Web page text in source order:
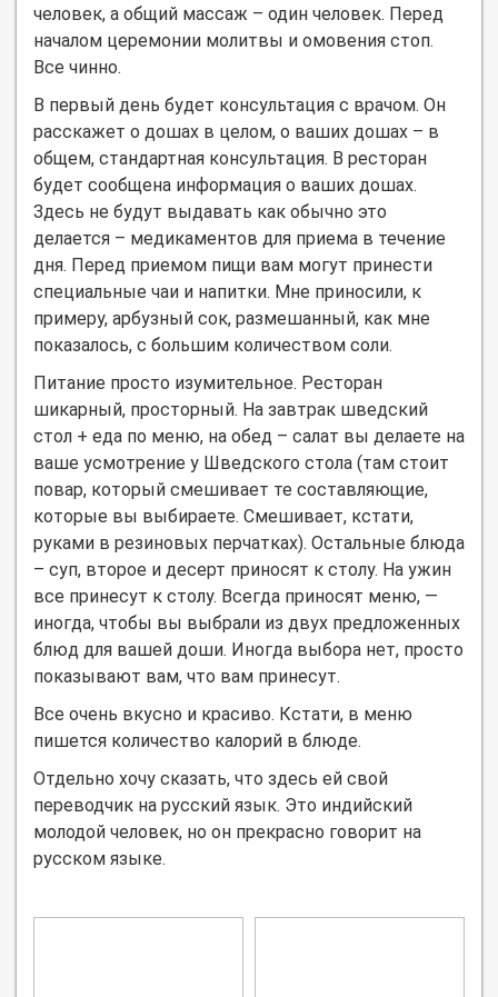
человек, а общий массаж – один человек. Перед
началом церемонии молитвы и омовения стоп.
Все чинно.
В первый день будет консультация с врачом. Он
расскажет о дошах в целом, о ваших дошах – в
общем, стандартная консультация. В ресторан
будет сообщена информация о ваших дошах.
Здесь не будут выдавать как обычно это
делается – медикаментов для приема в течение
дня. Перед приемом пищи вам могут принести
специальные чаи и напитки. Мне приносили, к
примеру, арбузный сок, размешанный, как мне
показалось, с большим количеством соли.
Питание просто изумительное. Ресторан
шикарный, просторный. На завтрак шведский
стол + еда по меню, на обед – салат вы делаете на
ваше усмотрение у Шведского стола (там стоит
повар, который смешивает те составляющие,
которые вы выбираете. Смешивает, кстати,
руками в резиновых перчатках). Остальные блюда
– суп, второе и десерт приносят к столу. На ужин
все принесут к столу. Всегда приносят меню, —
иногда, чтобы вы выбрали из двух предложенных
блюд для вашей доши. Иногда выбора нет, просто
показывают вам, что вам принесут.
Все очень вкусно и красиво. Кстати, в меню
пишется количество калорий в блюде.
Отдельно хочу сказать, что здесь ей свой
переводчик на русский язык. Это индийский
молодой человек, но он прекрасно говорит на
русском языке.